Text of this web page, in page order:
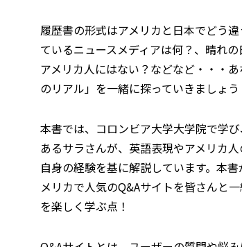
履歴書の形式はアメリカと日本でどう
ているニュースメディアは何？、晴れ
アメリカ人にはない？などなど・・・
のリアル」を一緒に探っていきましょう
本書では、コロンビア大学大学院で学
あるサラさんが、英語表現やアメリカ
自身の経験を基に解説しています。本
メリカで人気のQ&Aサイトを皆さんと
を楽しく学ぶ点！